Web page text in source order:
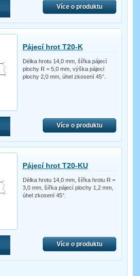
Více o produktu
Pájecí hrot T20-K
Délka hrotu 14,0 mm, šířka pájecí
plochy R = 5,0 mm, výška pájecí
plochy 2,0 mm, úhel zkosení 45°.
Více o produktu
Pájecí hrot T20-KU
Délka hrotu 14,0 mm, šířka hrotu R =
3,0 mm, šířka pájecí plochy 1,2 mm,
úhel zkosení 45°.
Více o produktu